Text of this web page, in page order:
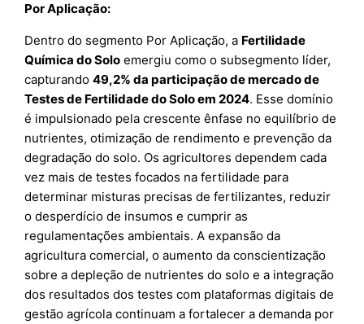
Por Aplicação:
Dentro do segmento Por Aplicação, a Fertilidade
Química do Solo emergiu como o subsegmento líder,
capturando49,2% da participação de mercado de
Testes de Fertilidade do Solo em 2024. Esse domínio
é impulsionado pela crescente ênfase no equilíbrio de
nutrientes, otimização de rendimento e prevenção da
degradação do solo. Os agricultores dependem cada
vez mais de testes focados na fertilidade para
determinar misturas precisas de fertilizantes, reduzir
o desperdício de insumos e cumprir as
regulamentações ambientais. A expansão da
agricultura comercial, o aumento da conscientização
sobre a depleção de nutrientes do solo e a integração
dos resultados dos testes com plataformas digitais de
gestão agrícola continuam a fortalecer a demanda por